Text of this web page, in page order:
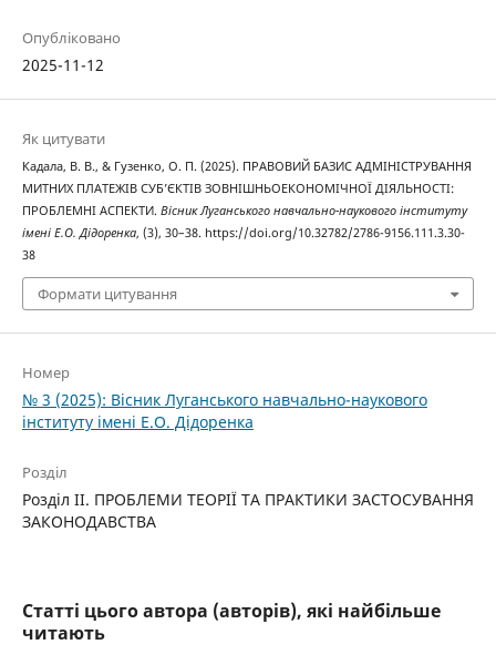
Опубліковано
2025-11-12
Як цитувати
Кадала, В. В., & Гузенко, О. П. (2025). ПРАВОВИЙ БАЗИС АДМІНІСТРУВАННЯ
МИТНИХ ПЛАТЕЖІВ СУБ’ЄКТІВ ЗОВНІШНЬОЕКОНОМІЧНОЇ ДІЯЛЬНОСТІ:
ПРОБЛЕМНІ АСПЕКТИ. Вісник Луганського навчально-наукового інституту
імені Е.О. Дідоренка, (3), 30–38. https://doi.org/10.32782/2786-9156.111.3.30-
38
Формати цитування
Номер
№ 3 (2025): Вісник Луганського навчально-наукового
інституту імені Е.О. Дідоренка
Розділ
Розділ II. ПРОБЛЕМИ ТЕОРІЇ ТА ПРАКТИКИ ЗАСТОСУВАННЯ
ЗАКОНОДАВСТВА
Статті цього автора (авторів), які найбільше
читають